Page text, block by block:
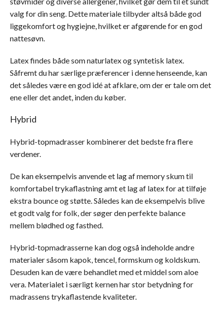
valg for din seng. Dette materiale tilbyder altså både god
liggekomfort og hygiejne, hvilket er afgørende for en god
nattesøvn.
Latex findes både som naturlatex og syntetisk latex.
Såfremt du har særlige præferencer i denne henseende, kan
det således være en god idé at afklare, om der er tale om det
ene eller det andet, inden du køber.
Hybrid
Hybrid-topmadrasser kombinerer det bedste fra flere
verdener.
De kan eksempelvis anvende et lag af memory skum til
komfortabel trykaflastning amt et lag af latex for at tilføje
ekstra bounce og støtte. Således kan de eksempelvis blive
et godt valg for folk, der søger den perfekte balance
mellem blødhed og fasthed.
Hybrid-topmadrasserne kan dog også indeholde andre
materialer såsom kapok, tencel, formskum og koldskum.
Desuden kan de være behandlet med et middel som aloe
vera. Materialet i særligt kernen har stor betydning for
madrassens trykaflastende kvaliteter.